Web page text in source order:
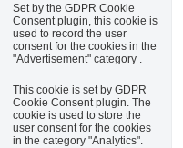
Set by the GDPR Cookie
Consent plugin, this cookie is
used to record the user
consent for the cookies in the
"Advertisement" category .
This cookie is set by GDPR
Cookie Consent plugin. The
cookie is used to store the
user consent for the cookies
in the category "Analytics".